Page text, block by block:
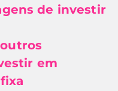
de investir
em